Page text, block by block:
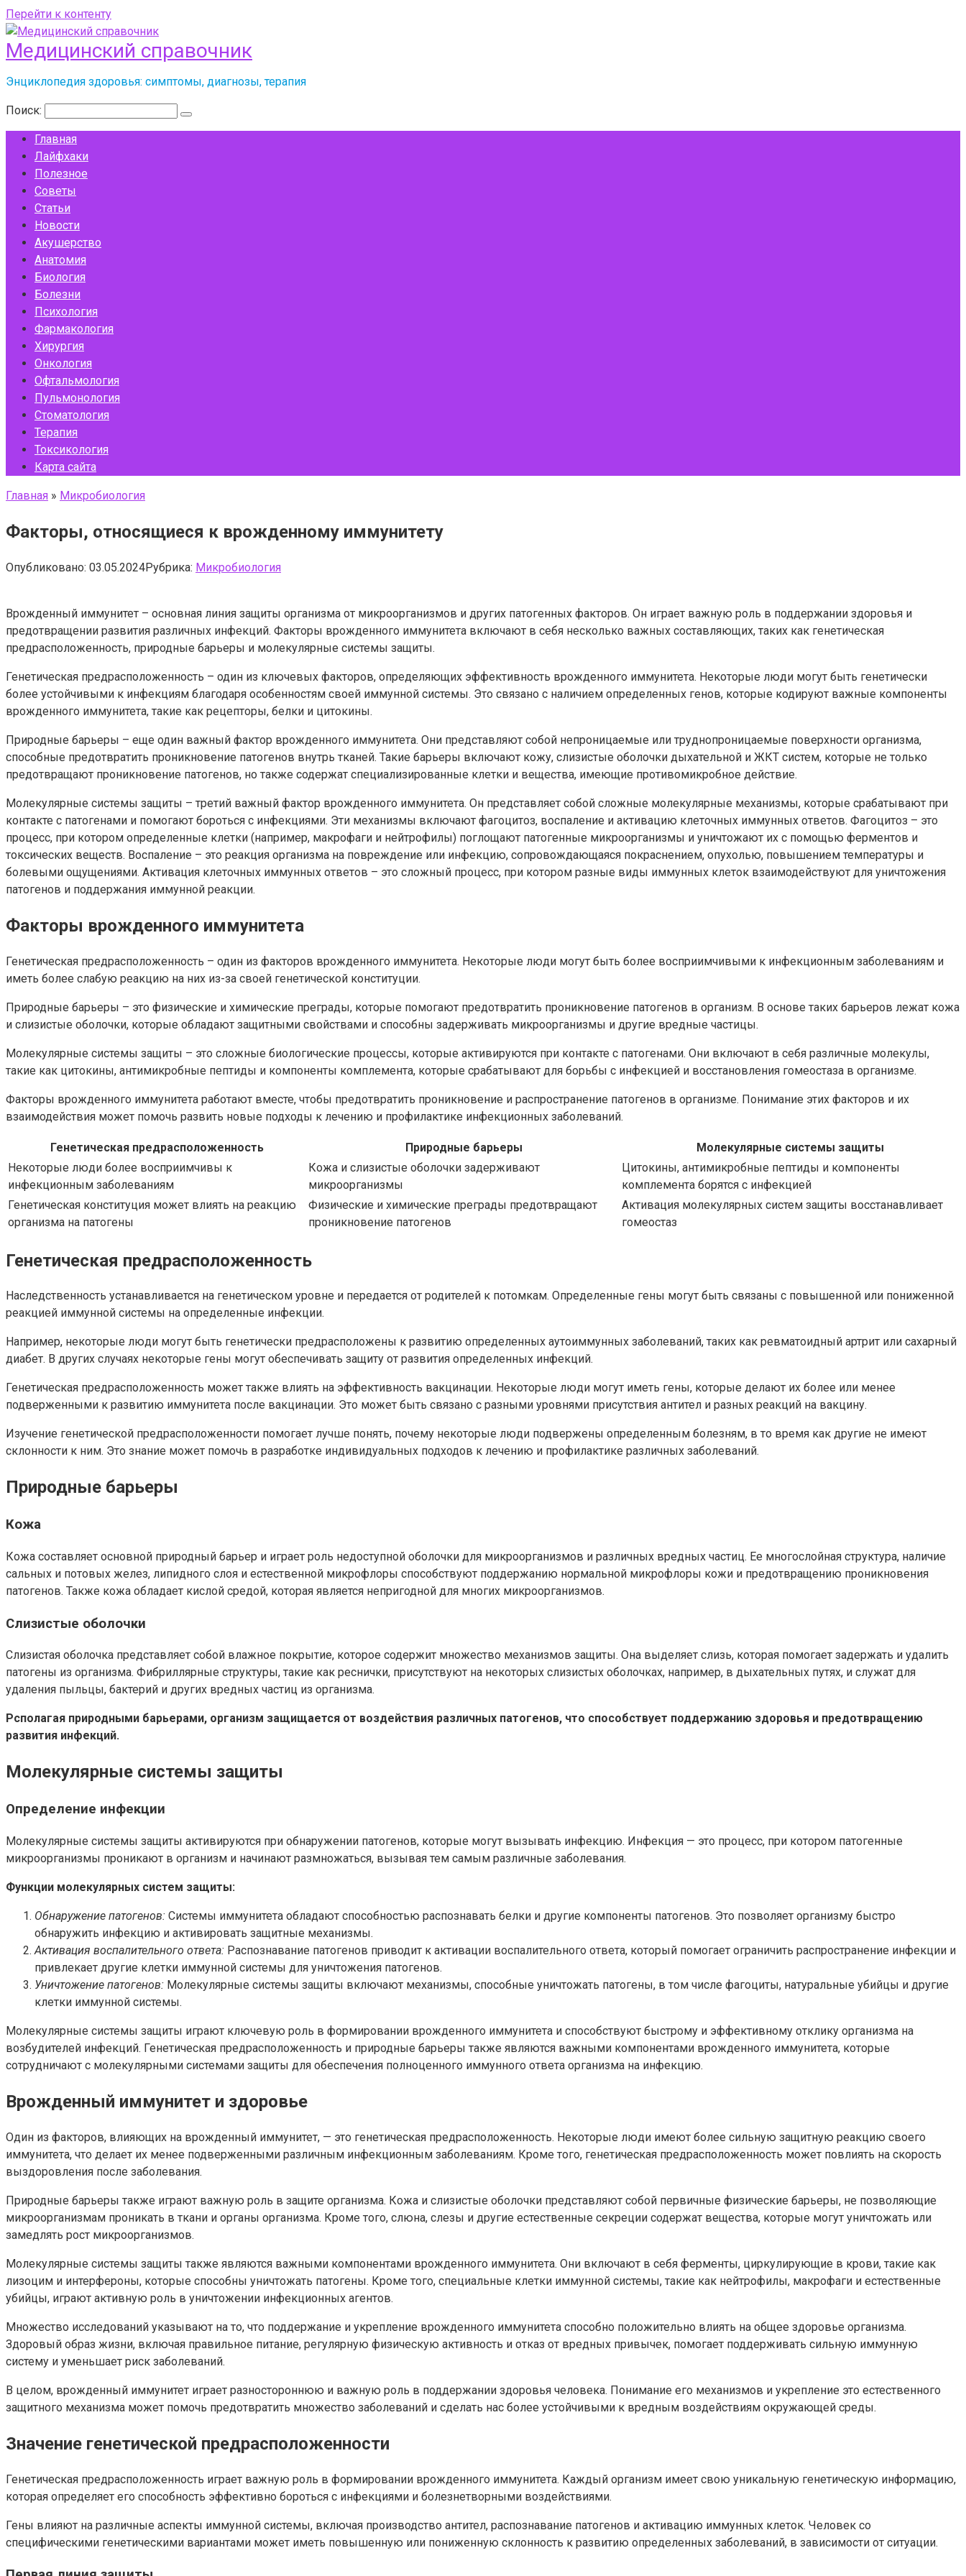
Перейти к контенту
Медицинский справочник
Энциклопедия здоровья: симптомы, диагнозы, терапия
Поиск:
Главная
Лайфхаки
Полезное
Советы
Статьи
Новости
Акушерство
Анатомия
Биология
Болезни
Психология
Фармакология
Хирургия
Онкология
Офтальмология
Пульмонология
Стоматология
Терапия
Токсикология
Карта сайта
Главная » Микробиология
Факторы, относящиеся к врожденному иммунитету
Опубликовано: 03.05.2024Рубрика: Микробиология
Врожденный иммунитет – основная линия защиты организма от микроорганизмов и других патогенных факторов. Он играет важную роль в поддержании здоровья и
предотвращении развития различных инфекций. Факторы врожденного иммунитета включают в себя несколько важных составляющих, таких как генетическая
предрасположенность, природные барьеры и молекулярные системы защиты.
Генетическая предрасположенность – один из ключевых факторов, определяющих эффективность врожденного иммунитета. Некоторые люди могут быть генетически
более устойчивыми к инфекциям благодаря особенностям своей иммунной системы. Это связано с наличием определенных генов, которые кодируют важные компоненты
врожденного иммунитета, такие как рецепторы, белки и цитокины.
Природные барьеры – еще один важный фактор врожденного иммунитета. Они представляют собой непроницаемые или труднопроницаемые поверхности организма,
способные предотвратить проникновение патогенов внутрь тканей. Такие барьеры включают кожу, слизистые оболочки дыхательной и ЖКТ систем, которые не только
предотвращают проникновение патогенов, но также содержат специализированные клетки и вещества, имеющие противомикробное действие.
Молекулярные системы защиты – третий важный фактор врожденного иммунитета. Он представляет собой сложные молекулярные механизмы, которые срабатывают при
контакте с патогенами и помогают бороться с инфекциями. Эти механизмы включают фагоцитоз, воспаление и активацию клеточных иммунных ответов. Фагоцитоз – это
процесс, при котором определенные клетки (например, макрофаги и нейтрофилы) поглощают патогенные микроорганизмы и уничтожают их с помощью ферментов и
токсических веществ. Воспаление – это реакция организма на повреждение или инфекцию, сопровождающаяся покраснением, опухолью, повышением температуры и
болевыми ощущениями. Активация клеточных иммунных ответов – это сложный процесс, при котором разные виды иммунных клеток взаимодействуют для уничтожения
патогенов и поддержания иммунной реакции.
Факторы врожденного иммунитета
Генетическая предрасположенность – один из факторов врожденного иммунитета. Некоторые люди могут быть более восприимчивыми к инфекционным заболеваниям и
иметь более слабую реакцию на них из-за своей генетической конституции.
Природные барьеры – это физические и химические преграды, которые помогают предотвратить проникновение патогенов в организм. В основе таких барьеров лежат кожа
и слизистые оболочки, которые обладают защитными свойствами и способны задерживать микроорганизмы и другие вредные частицы.
Молекулярные системы защиты – это сложные биологические процессы, которые активируются при контакте с патогенами. Они включают в себя различные молекулы,
такие как цитокины, антимикробные пептиды и компоненты комплемента, которые срабатывают для борьбы с инфекцией и восстановления гомеостаза в организме.
Факторы врожденного иммунитета работают вместе, чтобы предотвратить проникновение и распространение патогенов в организме. Понимание этих факторов и их
взаимодействия может помочь развить новые подходы к лечению и профилактике инфекционных заболеваний.
Генетическая предрасположенность Природные барьеры
Молекулярные системы защиты
Некоторые люди более восприимчивы к
инфекционным заболеваниям
Кожа и слизистые оболочки задерживают
микроорганизмы
Цитокины, антимикробные пептиды и компоненты
комплемента борятся с инфекцией
Генетическая конституция может влиять на реакцию
организма на патогены
Физические и химические преграды предотвращают
проникновение патогенов
Активация молекулярных систем защиты восстанавливает
гомеостаз
Генетическая предрасположенность
Наследственность устанавливается на генетическом уровне и передается от родителей к потомкам. Определенные гены могут быть связаны с повышенной или пониженной
реакцией иммунной системы на определенные инфекции.
Например, некоторые люди могут быть генетически предрасположены к развитию определенных аутоиммунных заболеваний, таких как ревматоидный артрит или сахарный
диабет. В других случаях некоторые гены могут обеспечивать защиту от развития определенных инфекций.
Генетическая предрасположенность может также влиять на эффективность вакцинации. Некоторые люди могут иметь гены, которые делают их более или менее
подверженными к развитию иммунитета после вакцинации. Это может быть связано с разными уровнями присутствия антител и разных реакций на вакцину.
Изучение генетической предрасположенности помогает лучше понять, почему некоторые люди подвержены определенным болезням, в то время как другие не имеют
склонности к ним. Это знание может помочь в разработке индивидуальных подходов к лечению и профилактике различных заболеваний.
Природные барьеры
Кожа
Кожа составляет основной природный барьер и играет роль недоступной оболочки для микроорганизмов и различных вредных частиц. Ее многослойная структура, наличие
сальных и потовых желез, липидного слоя и естественной микрофлоры способствуют поддержанию нормальной микрофлоры кожи и предотвращению проникновения
патогенов. Также кожа обладает кислой средой, которая является непригодной для многих микроорганизмов.
Слизистые оболочки
Слизистая оболочка представляет собой влажное покрытие, которое содержит множество механизмов защиты. Она выделяет слизь, которая помогает задержать и удалить
патогены из организма. Фибриллярные структуры, такие как реснички, присутствуют на некоторых слизистых оболочках, например, в дыхательных путях, и служат для
удаления пыльцы, бактерий и других вредных частиц из организма.
Рсполагая природными барьерами, организм защищается от воздействия различных патогенов, что способствует поддержанию здоровья и предотвращению
развития инфекций.
Молекулярные системы защиты
Определение инфекции
Молекулярные системы защиты активируются при обнаружении патогенов, которые могут вызывать инфекцию. Инфекция — это процесс, при котором патогенные
микроорганизмы проникают в организм и начинают размножаться, вызывая тем самым различные заболевания.
Функции молекулярных систем защиты:
Обнаружение патогенов: Системы иммунитета обладают способностью распознавать белки и другие компоненты патогенов. Это позволяет организму быстро
обнаружить инфекцию и активировать защитные механизмы.
Активация воспалительного ответа: Распознавание патогенов приводит к активации воспалительного ответа, который помогает ограничить распространение инфекции и
привлекает другие клетки иммунной системы для уничтожения патогенов.
Уничтожение патогенов: Молекулярные системы защиты включают механизмы, способные уничтожать патогены, в том числе фагоциты, натуральные убийцы и другие
клетки иммунной системы.
Молекулярные системы защиты играют ключевую роль в формировании врожденного иммунитета и способствуют быстрому и эффективному отклику организма на
возбудителей инфекций. Генетическая предрасположенность и природные барьеры также являются важными компонентами врожденного иммунитета, которые
сотрудничают с молекулярными системами защиты для обеспечения полноценного иммунного ответа организма на инфекцию.
Врожденный иммунитет и здоровье
Один из факторов, влияющих на врожденный иммунитет, — это генетическая предрасположенность. Некоторые люди имеют более сильную защитную реакцию своего
иммунитета, что делает их менее подверженными различным инфекционным заболеваниям. Кроме того, генетическая предрасположенность может повлиять на скорость
выздоровления после заболевания.
Природные барьеры также играют важную роль в защите организма. Кожа и слизистые оболочки представляют собой первичные физические барьеры, не позволяющие
микроорганизмам проникать в ткани и органы организма. Кроме того, слюна, слезы и другие естественные секреции содержат вещества, которые могут уничтожать или
замедлять рост микроорганизмов.
Молекулярные системы защиты также являются важными компонентами врожденного иммунитета. Они включают в себя ферменты, циркулирующие в крови, такие как
лизоцим и интерфероны, которые способны уничтожать патогены. Кроме того, специальные клетки иммунной системы, такие как нейтрофилы, макрофаги и естественные
убийцы, играют активную роль в уничтожении инфекционных агентов.
Множество исследований указывают на то, что поддержание и укрепление врожденного иммунитета способно положительно влиять на общее здоровье организма.
Здоровый образ жизни, включая правильное питание, регулярную физическую активность и отказ от вредных привычек, помогает поддерживать сильную иммунную
систему и уменьшает риск заболеваний.
В целом, врожденный иммунитет играет разностороннюю и важную роль в поддержании здоровья человека. Понимание его механизмов и укрепление это естественного
защитного механизма может помочь предотвратить множество заболеваний и сделать нас более устойчивыми к вредным воздействиям окружающей среды.
Значение генетической предрасположенности
Генетическая предрасположенность играет важную роль в формировании врожденного иммунитета. Каждый организм имеет свою уникальную генетическую информацию,
которая определяет его способность эффективно бороться с инфекциями и болезнетворными воздействиями.
Гены влияют на различные аспекты иммунной системы, включая производство антител, распознавание патогенов и активацию иммунных клеток. Человек со
специфическими генетическими вариантами может иметь повышенную или пониженную склонность к развитию определенных заболеваний, в зависимости от ситуации.